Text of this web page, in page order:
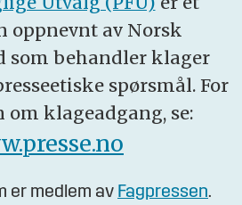
oppnevnt av Norsk
som behandler klager
spørsmål. For
klageadgang, se:
er medlem av Fagpressen.